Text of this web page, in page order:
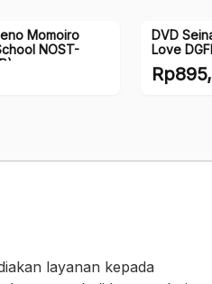
Momoiro
NOST-
DVD
Love
Rp
layanan kepada